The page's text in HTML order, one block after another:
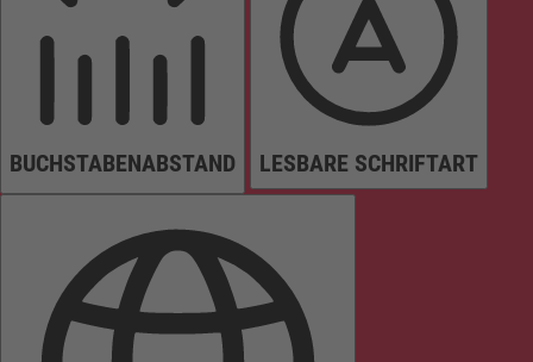
BUCHSTABENABSTAND LESBARE SCHRIFTART